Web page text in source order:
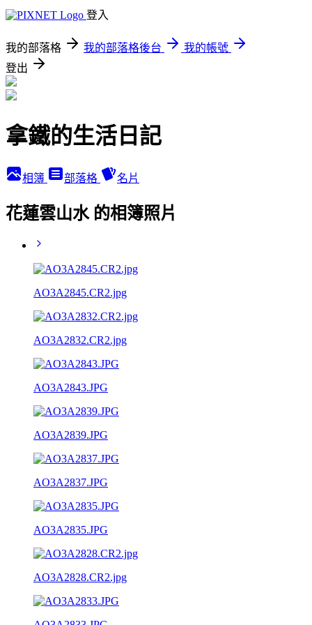
登入
我的部落格 我的部落格後台
我的帳號
登出
拿鐵的生活日記
相簿 部落格 名片
花蓮雲山水 的相簿照片
AO3A2845.CR2.jpg
AO3A2832.CR2.jpg
AO3A2843.JPG
AO3A2839.JPG
AO3A2837.JPG
AO3A2835.JPG
AO3A2828.CR2.jpg